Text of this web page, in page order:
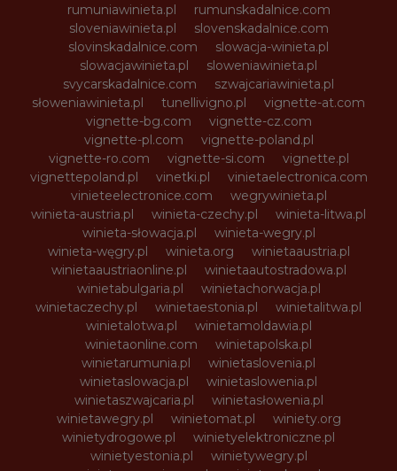
rumuniawinieta.pl
rumunskadalnice.com
sloveniawinieta.pl
slovenskadalnice.com
slovinskadalnice.com
slowacja-winieta.pl
slowacjawinieta.pl
sloweniawinieta.pl
svycarskadalnice.com
szwajcariawinieta.pl
słoweniawinieta.pl
tunellivigno.pl
vignette-at.com
vignette-bg.com
vignette-cz.com
vignette-pl.com
vignette-poland.pl
vignette-ro.com
vignette-si.com
vignette.pl
vignettepoland.pl
vinetki.pl
vinietaelectronica.com
vinieteelectronice.com
wegrywinieta.pl
winieta-austria.pl
winieta-czechy.pl
winieta-litwa.pl
winieta-słowacja.pl
winieta-wegry.pl
winieta-węgry.pl
winieta.org
winietaaustria.pl
winietaaustriaonline.pl
winietaautostradowa.pl
winietabulgaria.pl
winietachorwacja.pl
winietaczechy.pl
winietaestonia.pl
winietalitwa.pl
winietalotwa.pl
winietamoldawia.pl
winietaonline.com
winietapolska.pl
winietarumunia.pl
winietaslovenia.pl
winietaslowacja.pl
winietaslowenia.pl
winietaszwajcaria.pl
winietasłowenia.pl
winietawegry.pl
winietomat.pl
winiety.org
winietydrogowe.pl
winietyelektroniczne.pl
winietyestonia.pl
winietywegry.pl